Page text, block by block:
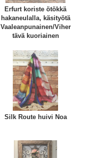
Erfurt koriste ötökkä
hakaneulalla, käsityötä
Vaaleanpunainen/Viher
tävä kuoriainen
Silk Route huivi Noa